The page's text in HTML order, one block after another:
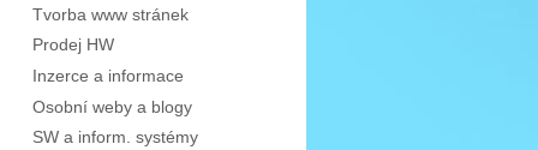
Tvorba www stránek
Prodej HW
Inzerce a informace
Osobní weby a blogy
SW a inform. systémy